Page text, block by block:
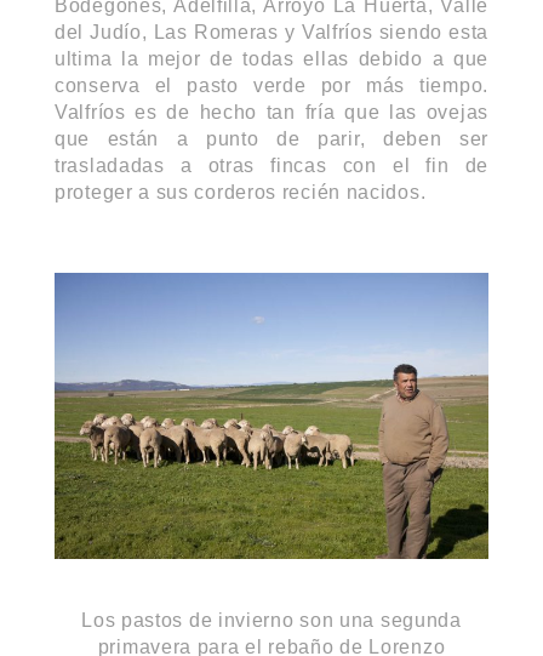
Bodegones, Adelfilla, Arroyo La Huerta, Valle
del Judío, Las Romeras y Valfríos siendo esta
ultima la mejor de todas ellas debido a que
conserva el pasto verde por más tiempo.
Valfríos es de hecho tan fría que las ovejas
que están a punto de parir, deben ser
trasladadas a otras fincas con el fin de
proteger a sus corderos recién nacidos.
Los pastos de invierno son una segunda
primavera para el rebaño de Lorenzo